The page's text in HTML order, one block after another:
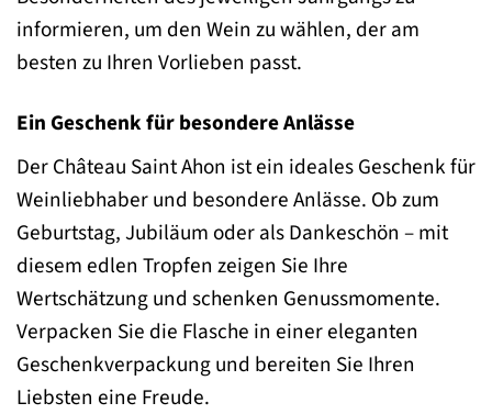
informieren, um den Wein zu wählen, der am
besten zu Ihren Vorlieben passt.
Ein Geschenk für besondere Anlässe
Der Château Saint Ahon ist ein ideales Geschenk für
Weinliebhaber und besondere Anlässe. Ob zum
Geburtstag, Jubiläum oder als Dankeschön – mit
diesem edlen Tropfen zeigen Sie Ihre
Wertschätzung und schenken Genussmomente.
Verpacken Sie die Flasche in einer eleganten
Geschenkverpackung und bereiten Sie Ihren
Liebsten eine Freude.